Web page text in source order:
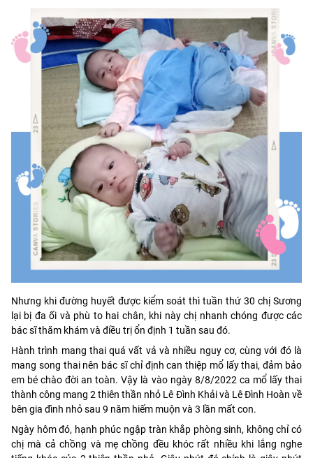
Nhưng khi đường huyết được kiểm soát thì tuần thứ 30 chị Sương
lại bị đa ối và phù to hai chân, khi này chị nhanh chóng được các
bác sĩ thăm khám và điều trị ổn định 1 tuần sau đó.
Hành trình mang thai quá vất vả và nhiều nguy cơ, cùng với đó là
mang song thai nên bác sĩ chỉ định can thiệp mổ lấy thai, đảm bảo
em bé chào đời an toàn. Vậy là vào ngày 8/8/2022 ca mổ lấy thai
thành công mang 2 thiên thần nhỏ Lê Đình Khải và Lê Đình Hoàn về
bên gia đình nhỏ sau 9 năm hiếm muộn và 3 lần mất con.
Ngày hôm đó, hạnh phúc ngập tràn khắp phòng sinh, không chỉ có
chị mà cả chồng và mẹ chồng đều khóc rất nhiều khi lắng nghe